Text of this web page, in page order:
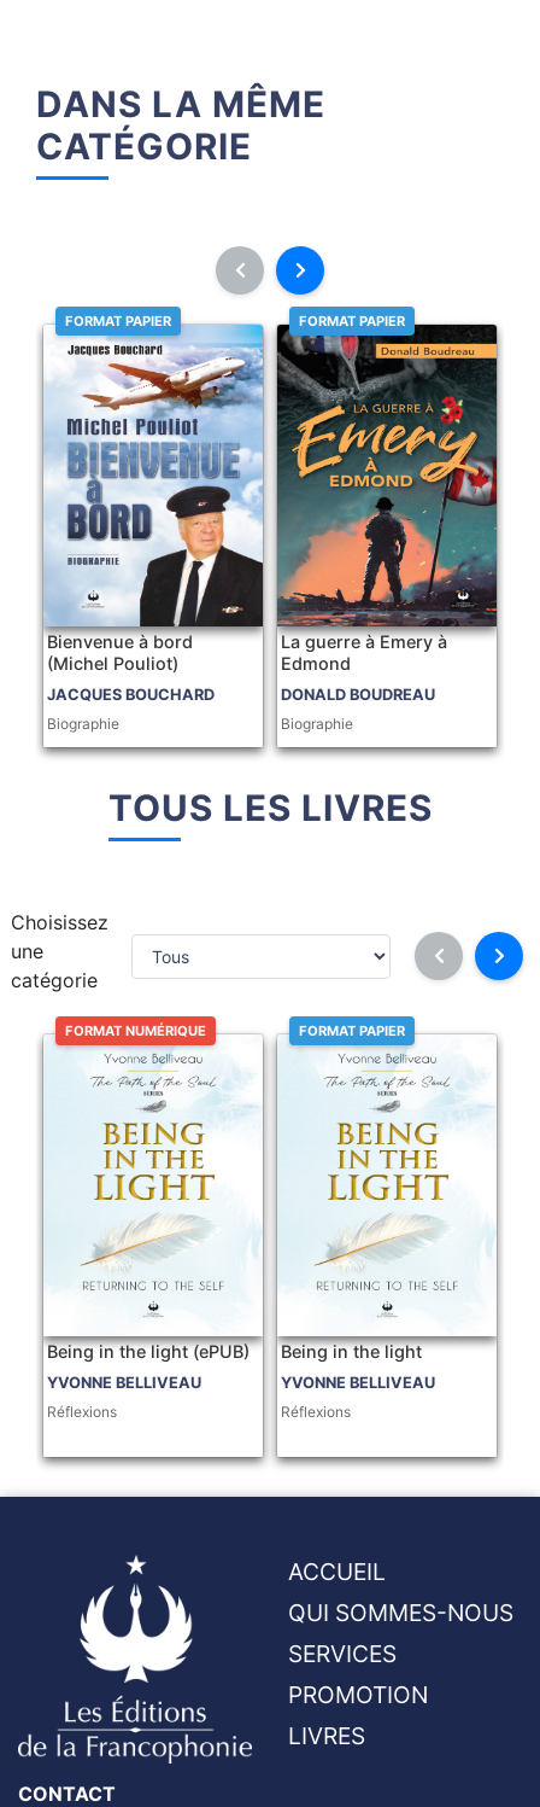
DANS LA MÊME
CATÉGORIE
FORMAT PAPIER
Bienvenue à bord
(Michel Pouliot)
JACQUES BOUCHARD
Biographie
FORMAT PAPIER
La guerre à Emery à
Edmond
DONALD BOUDREAU
Biographie
TOUS LES LIVRES
Choisissez
une
catégorie
FORMAT NUMÉRIQUE
Being in the light (ePUB)
YVONNE BELLIVEAU
Réflexions
FORMAT PAPIER
Being in the light
YVONNE BELLIVEAU
Réflexions
ACCUEIL
QUI SOMMES-NOUS
SERVICES
PROMOTION
LIVRES
CONTACT